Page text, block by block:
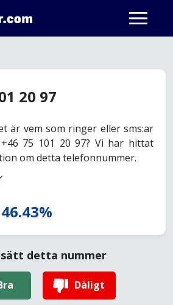
20 97
är vem som ringer eller sms:ar
75 101 20 97? Vi har hittat
om detta telefonnummer.
46.43%
detta nummer
Dåligt